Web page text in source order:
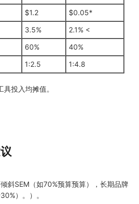
$1.2
$0.05*
3.5%
2.1% <
60%
40%
1:2.5 1:4.8
投入均摊值。
斜SEM（如70%预算预算），长期品牌
）。）。